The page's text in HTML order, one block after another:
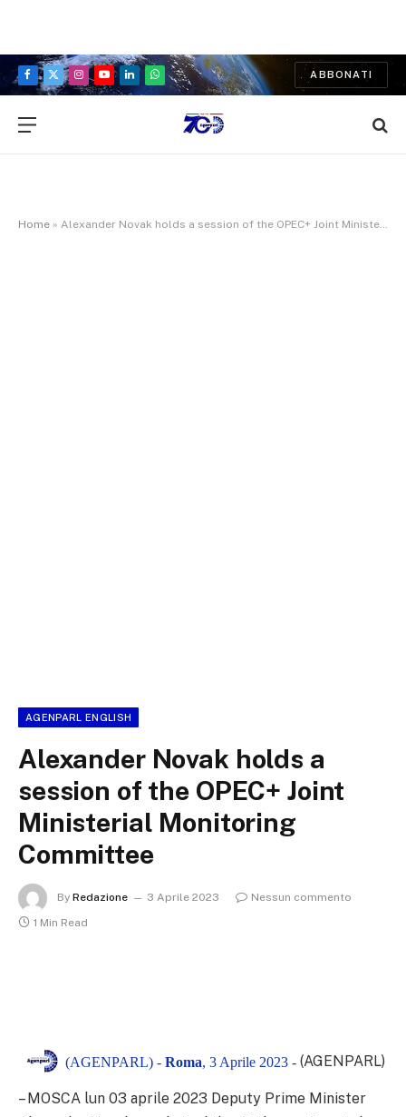
Facebook
X
Instagram
YouTubeLinkedInWhatsApp
ABBONATI
Home » Alexander Novak holds a session of the OPEC+ Joint Ministerial Monitoring Committee
AGENPARL ENGLISH
Alexander Novak holds a
session of the OPEC+ Joint
Ministerial Monitoring
Committee
By Redazione 3 Aprile 2023
Nessun commento
1 Min Read
(AGENPARL) - Roma, 3 Aprile 2023 - (AGENPARL)
– MOSCA lun 03 aprile 2023 Deputy Prime Minister